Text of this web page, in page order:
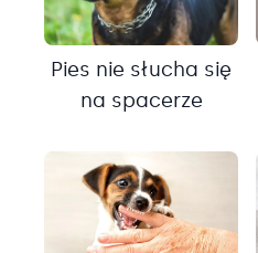
Pies nie słucha się
na spacerze